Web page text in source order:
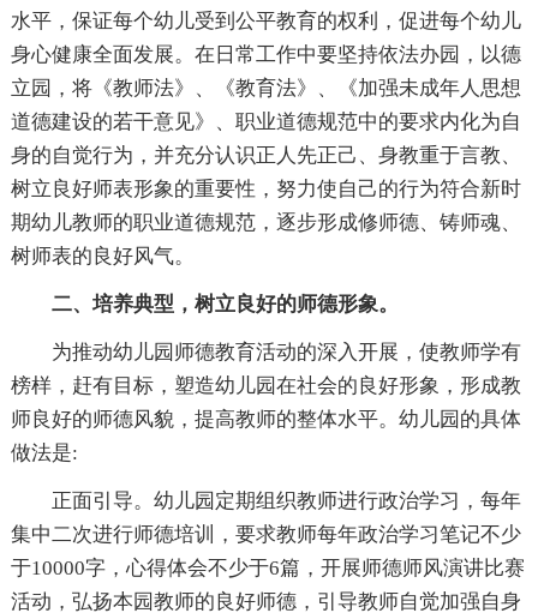
水平，保证每个幼儿受到公平教育的权利，促进每个幼儿
身心健康全面发展。在日常工作中要坚持依法办园，以德
立园，将《教师法》、《教育法》、《加强未成年人思想
道德建设的若干意见》、职业道德规范中的要求内化为自
身的自觉行为，并充分认识正人先正己、身教重于言教、
树立良好师表形象的重要性，努力使自己的行为符合新时
期幼儿教师的职业道德规范，逐步形成修师德、铸师魂、
树师表的良好风气。
二、培养典型，树立良好的师德形象。
为推动幼儿园师德教育活动的深入开展，使教师学有
榜样，赶有目标，塑造幼儿园在社会的良好形象，形成教
师良好的师德风貌，提高教师的整体水平。幼儿园的具体
做法是:
正面引导。幼儿园定期组织教师进行政治学习，每年
集中二次进行师德培训，要求教师每年政治学习笔记不少
于10000字， 心得体会不少于6篇，开展师德师风演讲比赛
活动，弘扬本园教师的良好师德，引导教师自觉加强自身